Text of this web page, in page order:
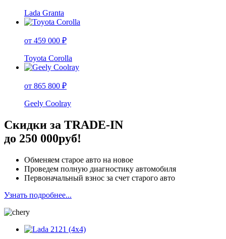
Lada Granta
от 459 000 ₽
Toyota Corolla
от 865 800 ₽
Geely Coolray
Скидки за TRADE-IN
до 250 000руб!
Обменяем старое авто на новое
Проведем полную диагностику автомобиля
Первоначальный взнос за счет старого авто
Узнать подробнее...